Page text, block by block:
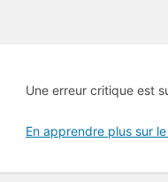
Une erreur critique est
En apprendre plus sur